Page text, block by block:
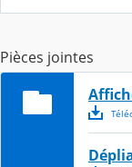
Pièces jointes